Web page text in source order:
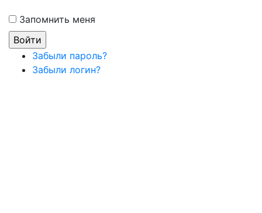
Запомнить меня
Забыли пароль?
Забыли логин?